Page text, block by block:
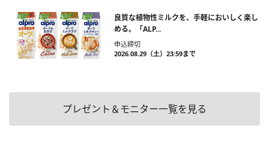
良質な植物性ミルクを、手軽においしく楽し
める。「ALP...
申込締切
2026.08.29（土）23:59まで
プレゼント＆モニター一覧を見る